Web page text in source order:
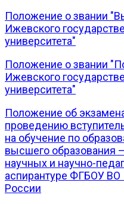
Положение о звании
Ижевского
университета"
Положение о звании
Ижевского
университета"
Положение об
проведению
на обучение по
высшего образования
научных и научно-
аспирантуре ФГБОУ
России